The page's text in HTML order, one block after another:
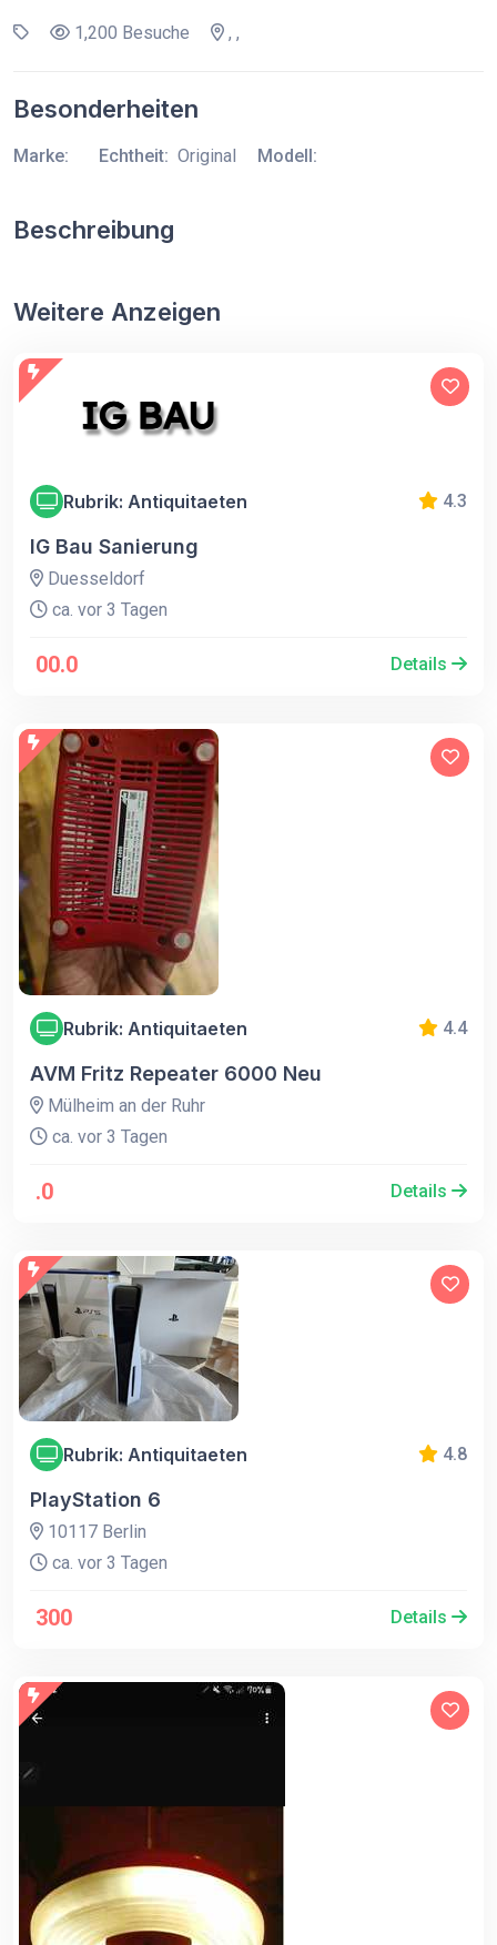
1,200 Besuche , ,
Besonderheiten
Marke: Echtheit: Original Modell:
Beschreibung
Weitere Anzeigen
Rubrik: Antiquitaeten 4.3
IG Bau Sanierung
Duesseldorf
ca. vor 3 Tagen
00.0 Details
Rubrik: Antiquitaeten 4.4
AVM Fritz Repeater 6000 Neu
Mülheim an der Ruhr
ca. vor 3 Tagen
.0 Details
Rubrik: Antiquitaeten 4.8
PlayStation 6
10117 Berlin
ca. vor 3 Tagen
300 Details